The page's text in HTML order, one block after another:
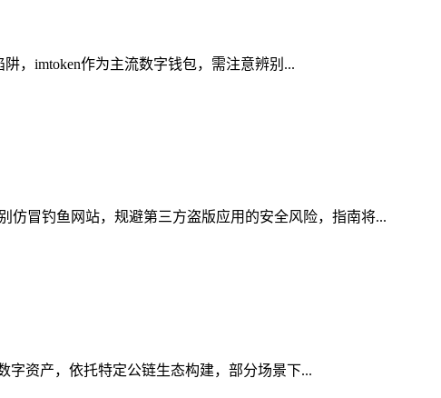
，imtoken作为主流数字钱包，需注意辨别...
仿冒钓鱼网站，规避第三方盗版应用的安全风险，指南将...
字资产，依托特定公链生态构建，部分场景下...